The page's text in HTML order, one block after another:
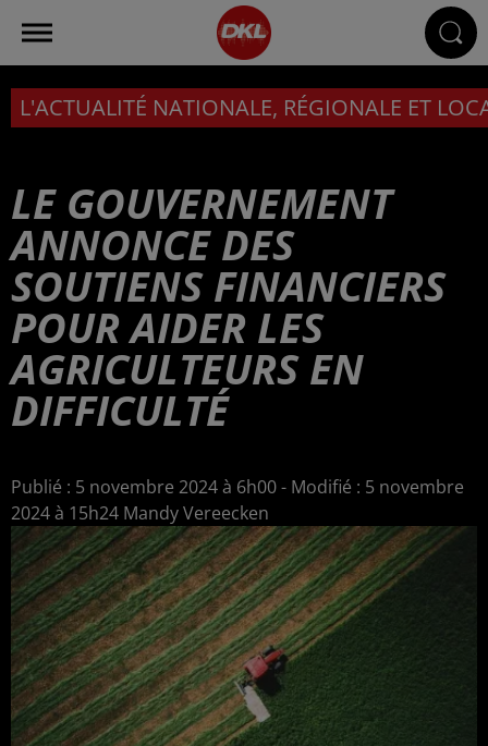
L'ACTUALITÉ NATIONALE, RÉGIONALE ET
LE GOUVERNEMENT
ANNONCE DES
SOUTIENS FINANCIERS
POUR AIDER LES
AGRICULTEURS EN
DIFFICULTÉ
Publié : 5 novembre 2024 à 6h00 - Modifié : 5 novembre
2024 à 15h24 Mandy Vereecken